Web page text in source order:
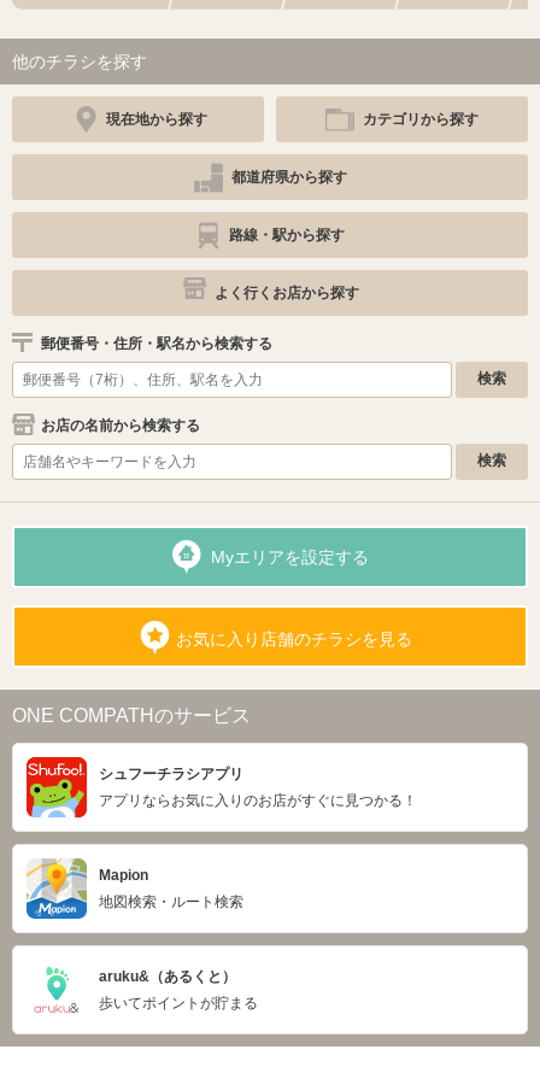
他のチラシを探す
現在地から探す カテゴリから探す
都道府県から探す
路線・駅から探す
よく行くお店から探す
郵便番号・住所・駅名から検索する
お店の名前から検索する
Myエリアを設定する
お気に入り店舗のチラシを見る
ONE COMPATHのサービス
シュフーチラシアプリ
アプリならお気に入りのお店がすぐに見つかる！
Mapion
地図検索・ルート検索
aruku&（あるくと）
歩いてポイントが貯まる